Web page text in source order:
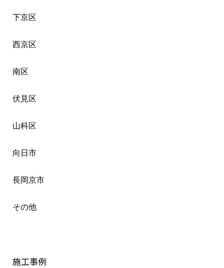
下京区
西京区
南区
伏見区
山科区
向日市
長岡京市
その他
施工事例